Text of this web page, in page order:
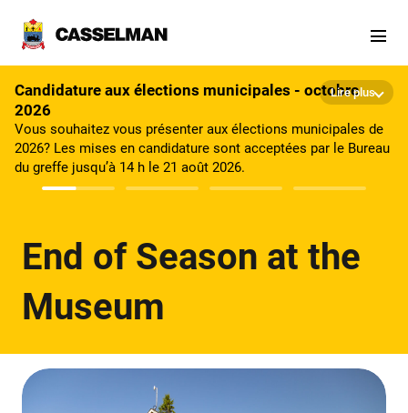
Lire plus
Candidature aux élections municipales - octobre
2026
Vous souhaitez vous présenter aux élections municipales de
2026? Les mises en candidature sont acceptées par le Bureau
du greffe jusqu’à 14 h le 21 août 2026.
End of Season at the
Museum